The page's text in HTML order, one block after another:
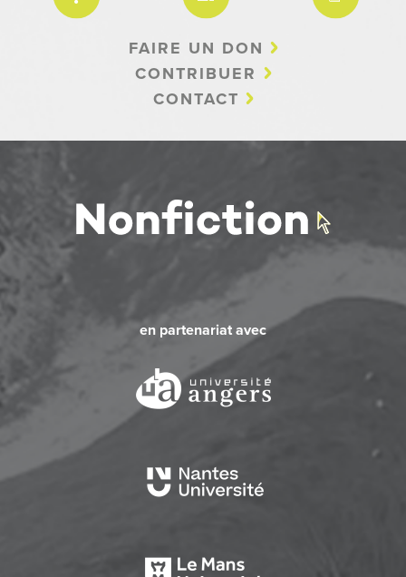
FAIRE UN DON
CONTRIBUER
CONTACT
en partenariat avec